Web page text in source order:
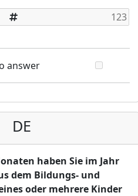
answer
DE
haben Sie im Jahr
dem Bildungs- und
oder mehrere Kinder